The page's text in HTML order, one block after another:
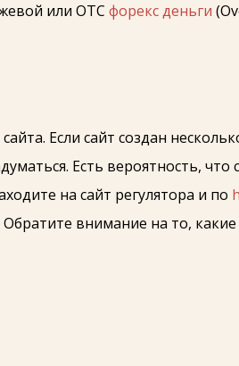
или OTC форекс деньги
Если сайт создан
Есть вероятность,
на сайт регулятора и по
внимание на то,